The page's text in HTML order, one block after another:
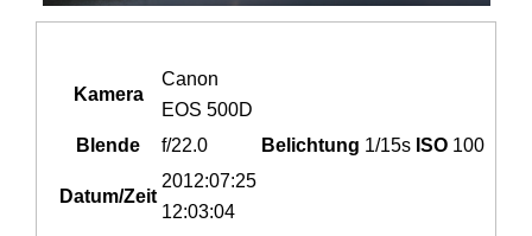
Kamera
Canon
EOS 500D
Blende
f/22.0 Belichtung 1/15s ISO 100
Datum/Zeit
2012:07:25
12:03:04